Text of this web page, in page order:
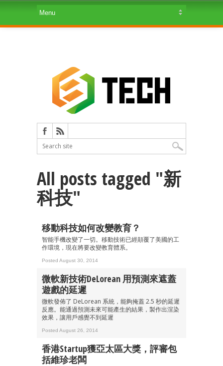
All posts tagged "新
科技"
移動科技如何改變教育？
智能手機改變了一切。移動技術已經顛覆了美國的工
作環境，現在將要改變教育體系。
Posted August 30, 2014
微軟新技術DeLorean 用預測來遮蓋
遊戲的延遲
微軟發佈了 DeLorean 系統，能夠掩蓋 2.5 秒的延遲
反應。能通過預測未來可能產生的結果，製作出渲染
效果，讓用戶感覺不到延遲
Posted August 26, 2014
香港Startup獲亞太區大獎，評審包
括維珍老闆